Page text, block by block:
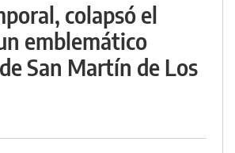
colapsó el
emblemático
San Martín de Los